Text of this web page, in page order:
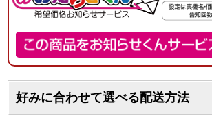
好みに合わせて選べる配送方法